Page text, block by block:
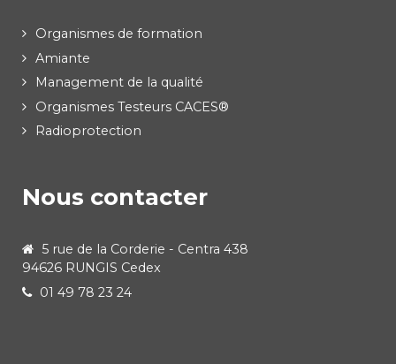
Organismes de formation
Amiante
Management de la qualité
Organismes Testeurs CACES®
Radioprotection
Nous contacter
5 rue de la Corderie - Centra 438
94626 RUNGIS Cedex
01 49 78 23 24